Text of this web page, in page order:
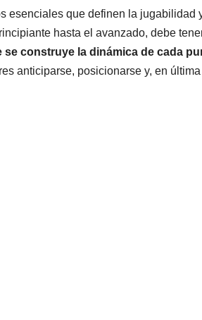
esenciales que definen la jugabilidad
hasta el avanzado, debe
construye la dinámica de cada
anticiparse, posicionarse y, en última